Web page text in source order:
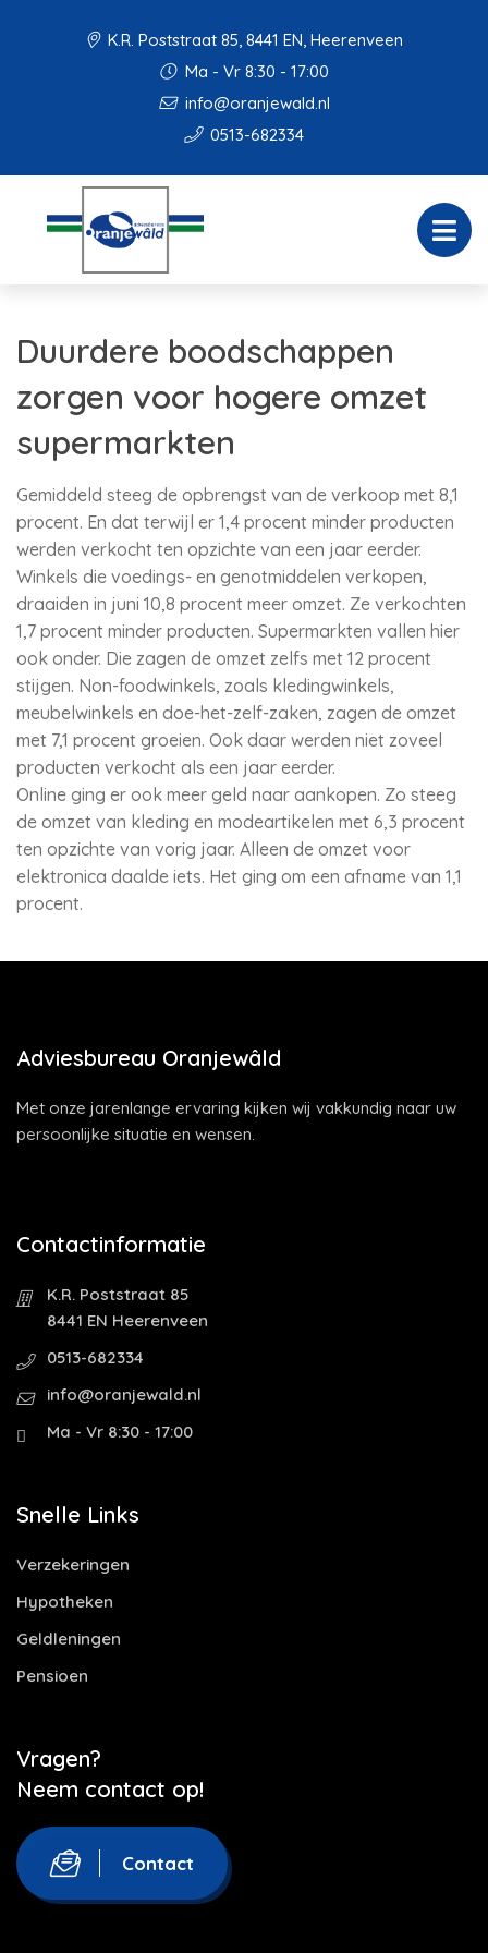
K.R. Poststraat 85, 8441 EN, Heerenveen
Ma - Vr 8:30 - 17:00
info@oranjewald.nl
0513-682334
Duurdere boodschappen
zorgen voor hogere omzet
supermarkten
Gemiddeld steeg de opbrengst van de verkoop met 8,1
procent. En dat terwijl er 1,4 procent minder producten
werden verkocht ten opzichte van een jaar eerder.
Winkels die voedings- en genotmiddelen verkopen,
draaiden in juni 10,8 procent meer omzet. Ze verkochten
1,7 procent minder producten. Supermarkten vallen hier
ook onder. Die zagen de omzet zelfs met 12 procent
stijgen. Non-foodwinkels, zoals kledingwinkels,
meubelwinkels en doe-het-zelf-zaken, zagen de omzet
met 7,1 procent groeien. Ook daar werden niet zoveel
producten verkocht als een jaar eerder.
Online ging er ook meer geld naar aankopen. Zo steeg
de omzet van kleding en modeartikelen met 6,3 procent
ten opzichte van vorig jaar. Alleen de omzet voor
elektronica daalde iets. Het ging om een afname van 1,1
procent.
Adviesbureau Oranjewâld
Met onze jarenlange ervaring kijken wij vakkundig naar uw
persoonlijke situatie en wensen.
Contactinformatie
K.R. Poststraat 85
8441 EN Heerenveen
0513-682334
info@oranjewald.nl
Ma - Vr 8:30 - 17:00
Snelle Links
Verzekeringen
Hypotheken
Geldleningen
Pensioen
Vragen?
Neem contact op!
Contact